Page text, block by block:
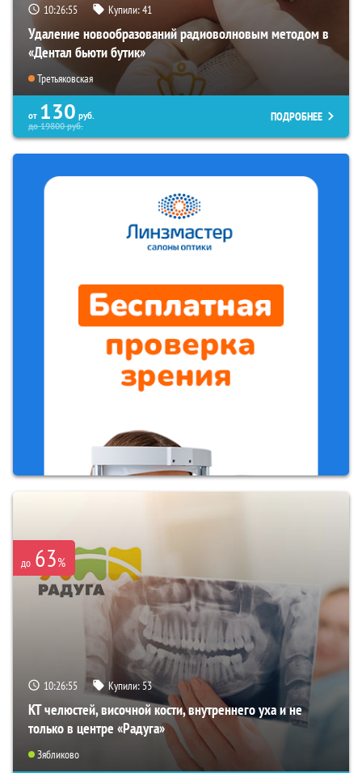
10:26:54 Купили:41
Удаление новообразований радиоволновым методом в
«Дентал бьюти бутик»
Третьяковская
от 130 руб.
до19800руб.
ПОДРОБНЕЕ
до 63%
10:26:54 Купили: 53
КТ челюстей, височной кости, внутреннего уха и не
только в центре «Радуга»
Зябликово